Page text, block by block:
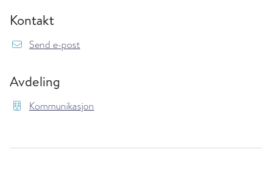
Kontakt
Send e-post{model.translations.sendEmailTo}
Avdeling
Kommunikasjon